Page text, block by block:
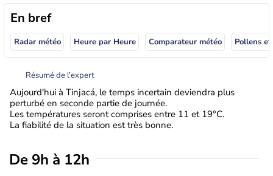
En bref
Radar météo Heure par Heure Comparateur météo Pollens
Résumé de l’expert
Aujourd'hui à Tinjacá, le temps incertain deviendra plus
perturbé en seconde partie de journée.
Les températures seront comprises entre 11 et 19°C.
La fiabilité de la situation est très bonne.
De 9h à 12h